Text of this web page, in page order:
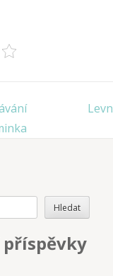
Hledat